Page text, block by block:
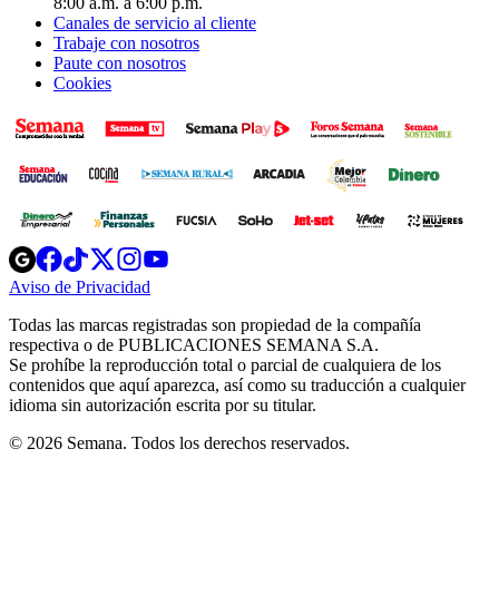
Canales de servicio al cliente
Trabaje con nosotros
Paute con nosotros
Cookies
Opens
in
new
Opens
in
new
Opens
in
new
window
Opens
new
windowwindow
Aviso de Privacidad
new
window
Todas las marcas registradas son propiedad de la compañía
respectiva o de PUBLICACIONES SEMANA S.A.
Se prohíbe la reproducción total o parcial de cualquiera de los
contenidos que aquí aparezca, así como su traducción a cualquier
idioma sin autorización escrita por su titular.
© 2026 Semana. Todos los derechos reservados.